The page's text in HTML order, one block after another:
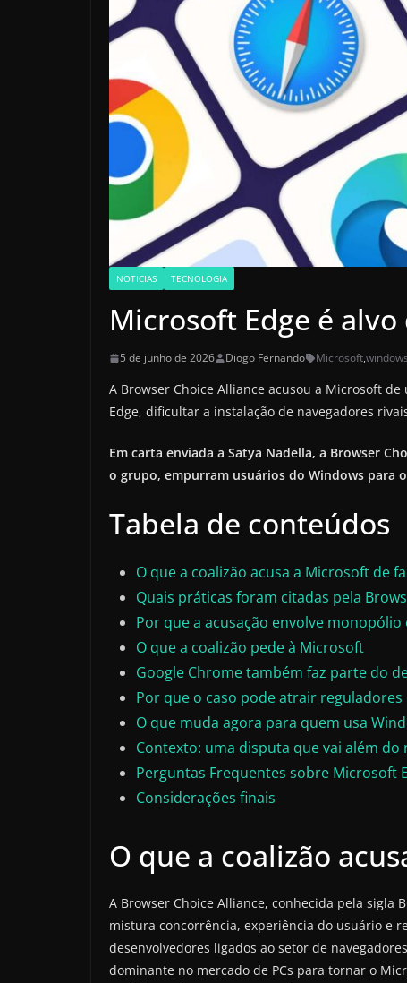
NOTICIAS TECNOLOGIA
Microsoft Edge é
5 de junho de 2026 Diogo Fernando Microsoft,windows
A Browser Choice Alliance acusou a Microsoft
Edge, dificultar a instalação de navegadores
Em carta enviada a Satya Nadella, a Browser
o grupo, empurram usuários do Windows para
Tabela de conteúdos
O que a coalizão acusa a Microsoft de
Quais práticas foram citadas pela
Por que a acusação envolve
O que a coalizão pede à Microsoft
Google Chrome também faz parte do
Por que o caso pode atrair reguladores
O que muda agora para quem usa
Contexto: uma disputa que vai além do
Perguntas Frequentes sobre Microsoft
Considerações finais
O que a coalizão
A Browser Choice Alliance, conhecida pela sigla
mistura concorrência, experiência do usuário e
desenvolvedores ligados ao setor de
dominante no mercado de PCs para tornar o